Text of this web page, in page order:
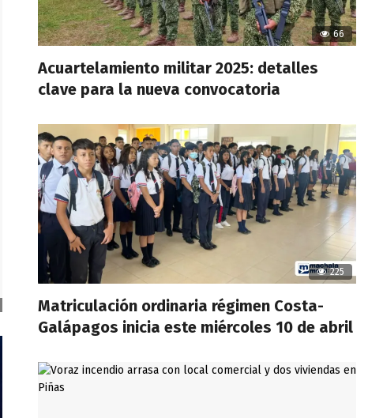
66
Acuartelamiento militar 2025: detalles
clave para la nueva convocatoria
225
Matriculación ordinaria régimen Costa-
Galápagos inicia este miércoles 10 de abril